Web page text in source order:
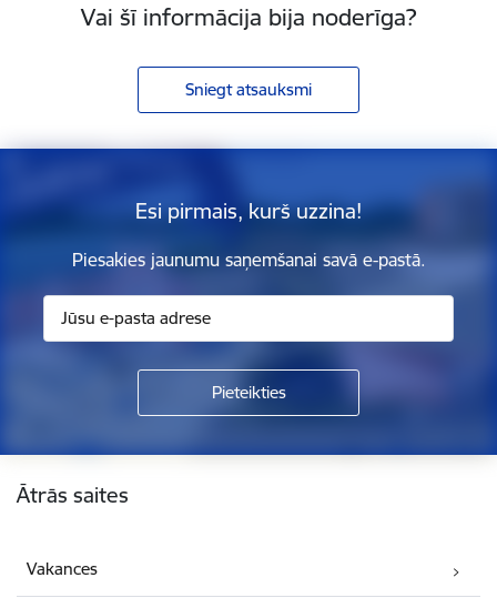
Vai šī informācija bija noderīga?
Sniegt atsauksmi
Esi pirmais, kurš uzzina!
Piesakies jaunumu saņemšanai savā e-pastā.
Ātrās saites
Vakances